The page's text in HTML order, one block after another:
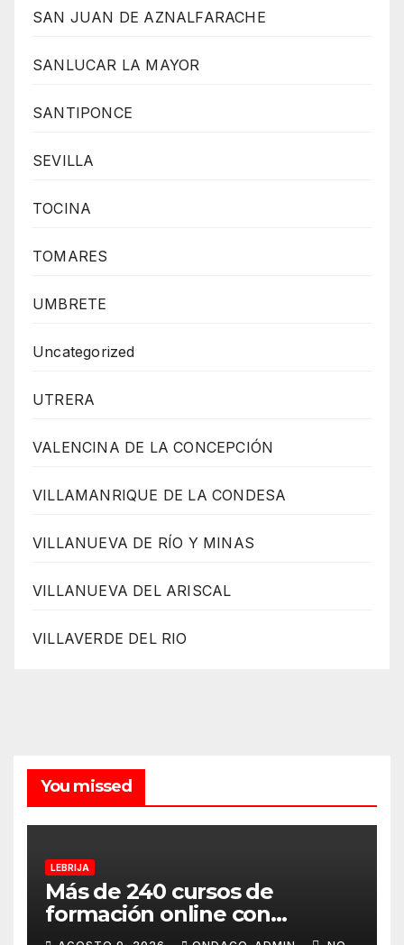
SAN JUAN DE AZNALFARACHE
SANLUCAR LA MAYOR
SANTIPONCE
SEVILLA
TOCINA
TOMARES
UMBRETE
Uncategorized
UTRERA
VALENCINA DE LA CONCEPCIÓN
VILLAMANRIQUE DE LA CONDESA
VILLANUEVA DE RÍO Y MINAS
VILLANUEVA DEL ARISCAL
VILLAVERDE DEL RIO
You missed
LEBRIJA
Más de 240 cursos de
formación online con
certificación oficial,